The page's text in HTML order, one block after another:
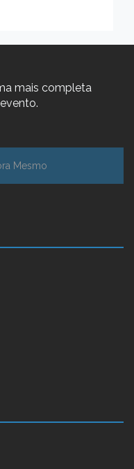
mais completa
Mesmo